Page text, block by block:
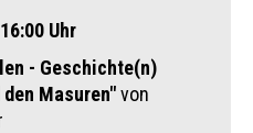
Uhr
- Geschichte(n)
Masuren"von